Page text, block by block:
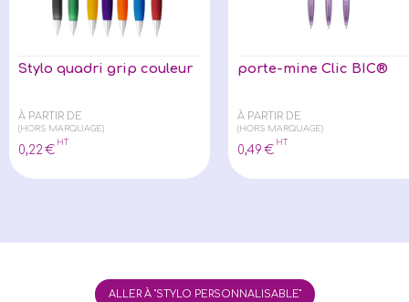
Stylo quadri grip couleur
À PARTIR DE
(HORS MARQUAGE)
0,22 €
HT
porte-mine Clic BIC®
À PARTIR DE
(HORS MARQUAGE)
0,49 €
HT
ALLER À "STYLO PERSONNALISABLE"